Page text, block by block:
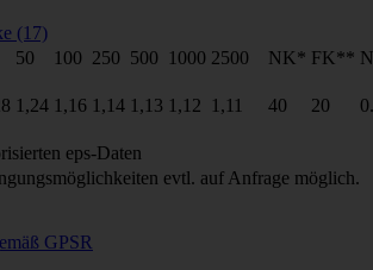
(17)
50 100 250 500 1000 2500 NK* FK**
1,24 1,16 1,14 1,13 1,12 1,11 40 20
eps-Daten
evtl. auf Anfrage möglich.
GPSR